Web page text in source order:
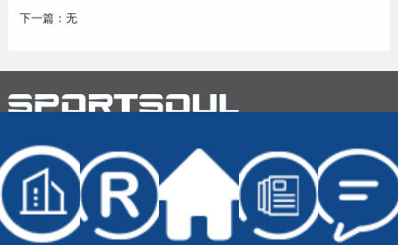
下一篇：无
© Copyright Sportsoul Co.,Ltd All Rights Reserved
备案号：鲁ICP备20028210号-2
网站地图
技术支持：青岛大有网络公司